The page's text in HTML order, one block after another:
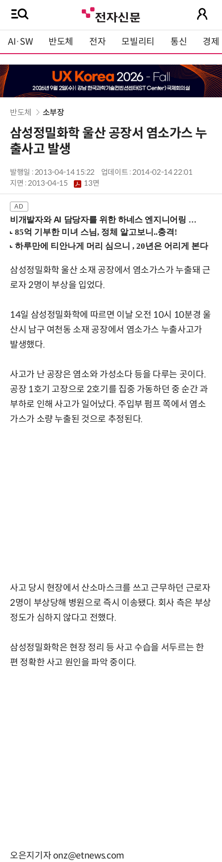
AI·SW 반도체 전자 모빌리티 통신 경제
반도체 소부장
삼성정밀화학 울산 공장서 염소가스 누
출사고 발생
발행일 : 2013-04-14 15:22
업데이트 : 2014-02-14 22:01
지면 :2013-04-15 13면
비개발자와 AI 담당자를 위한 하네스 엔지니어링 입문과정 (8/20 신논현역)
삼성정밀화학 울산 소재 공장에서 염소가스가 누출돼 근
로자 2명이 부상을 입었다.
14일 삼성정밀화학에 따르면 이날 오전 10시 10분경 울
산시 남구 여천동 소재 공장에서 염소가스 누출사고가
발생했다.
사고가 난 공장은 염소와 가성소다 등을 다루는 곳이다.
공장 1호기 고장으로 2호기를 집중 가동하던 중 순간 과
부하로 인해 사고가 일어났다. 주입부 펌프 쪽에서 염소
가스가 소량 누출된 것으로 추정된다.
사고 당시 현장에서 산소마스크를 쓰고 근무하던 근로자
2명이 부상당해 병원으로 즉시 이송됐다. 회사 측은 부상
정도가 심하지 않다고 전했다.
삼성정밀화학은 현장 정리 등 사고 수습을 서두르는 한
편 정확한 사고 원인을 파악 중이다.
오은지기자 onz@etnews.com